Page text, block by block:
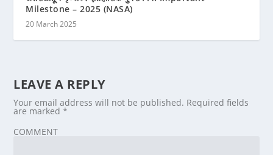
Milestone – 2025 (NASA)
20 March 2025
LEAVE A REPLY
Your email address will not be published. Required fields
are marked*
COMMENT